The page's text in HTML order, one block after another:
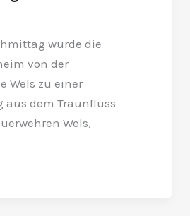
wurde die
von der
Wels zu einer
aus dem Traunfluss
Wels,